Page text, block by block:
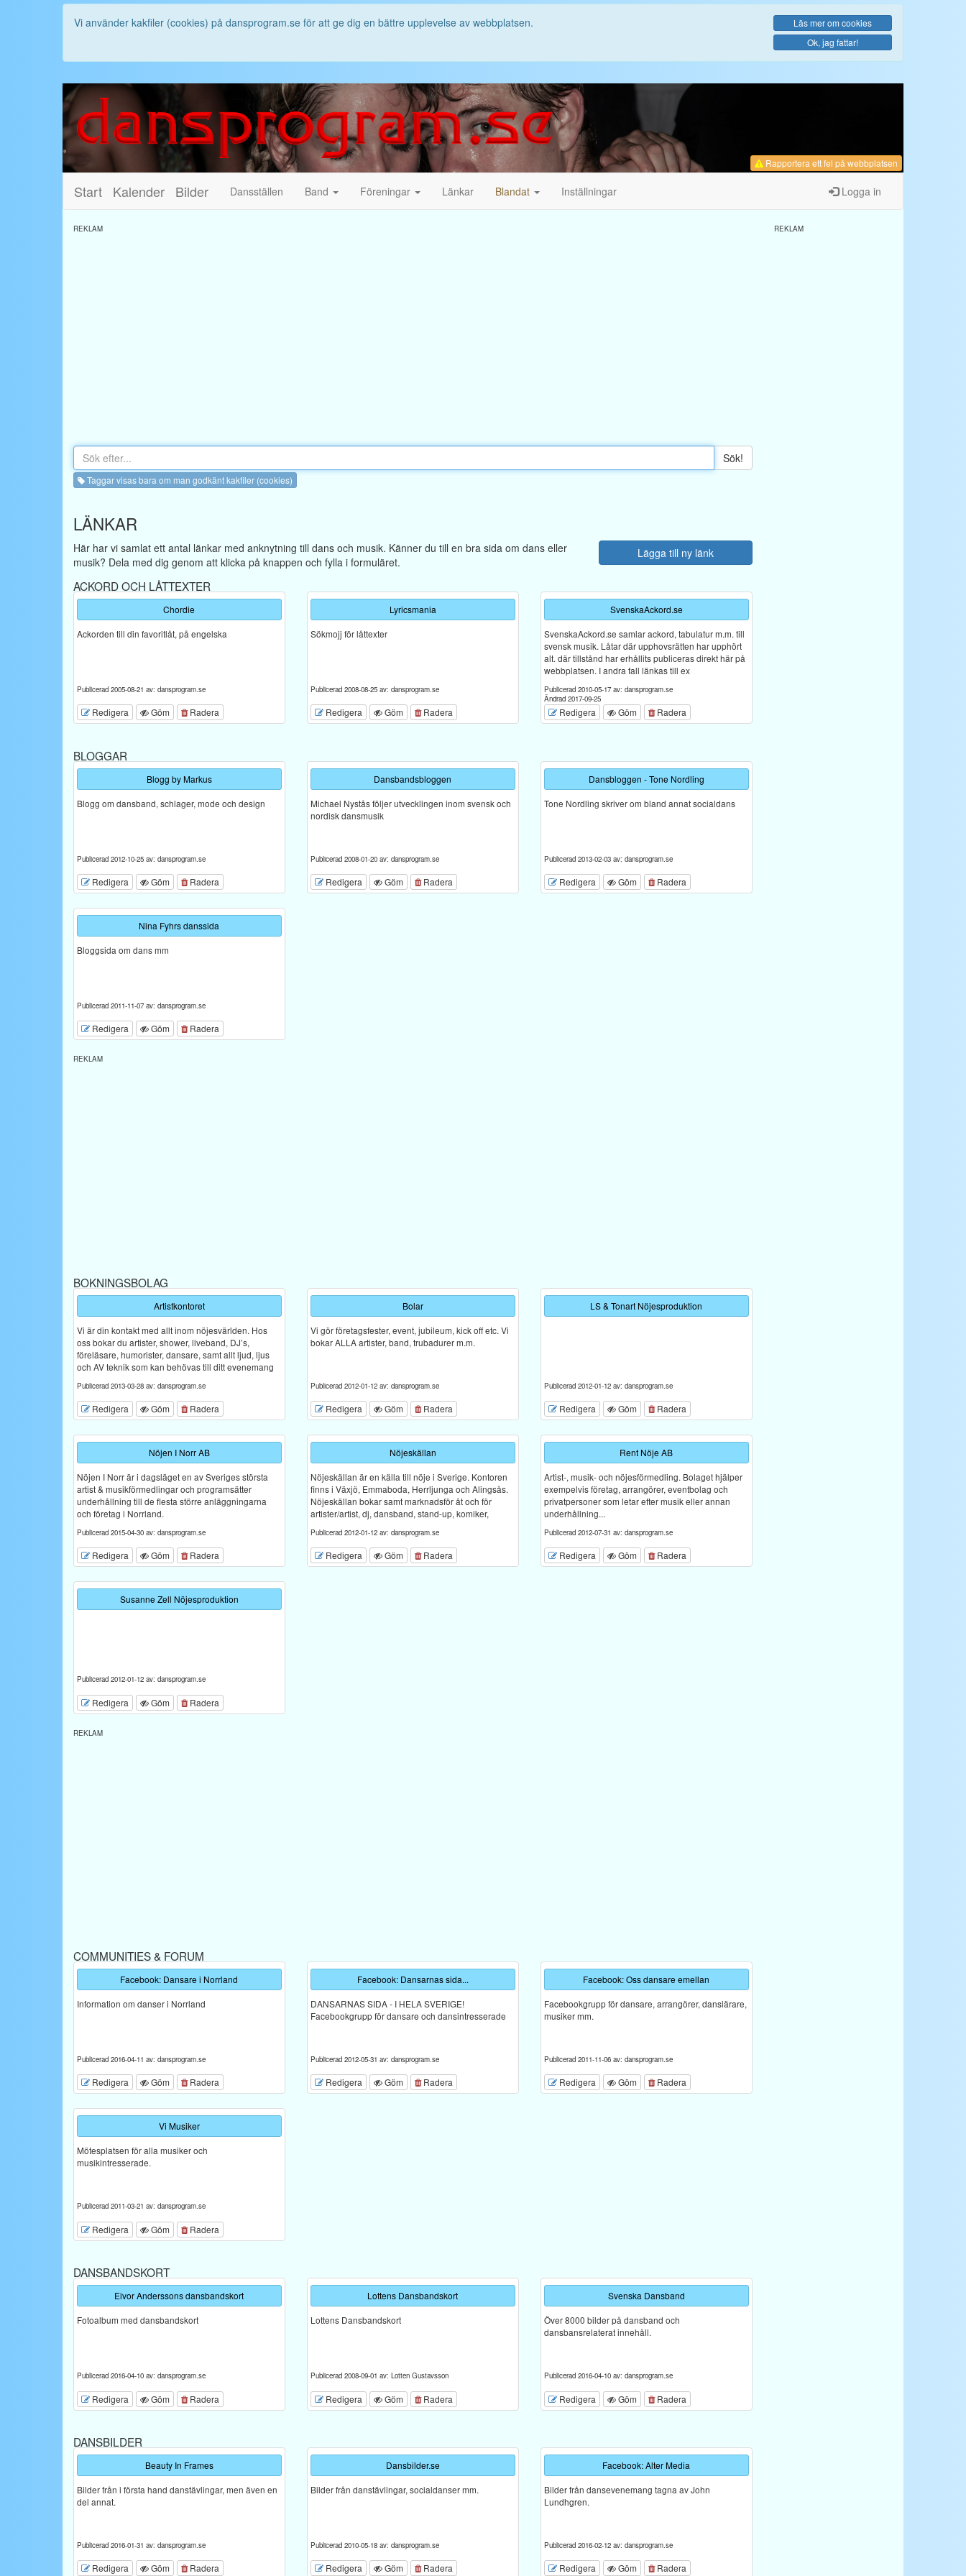
Vi använder kakfiler (cookies) på dansprogram.se för att ge dig en bättre upplevelse av webbplatsen.
Läs mer om cookies
Ok, jag fattar!
Rapportera ett fel på webbplatsen
Start Kalender Bilder Dansställen Band Föreningar Länkar Blandat Inställningar Logga in
REKLAM
Sök!
Taggar visas bara om man godkänt kakfiler (cookies)
LÄNKAR
Här har vi samlat ett antal länkar med anknytning till dans och musik. Känner du till en bra sida om dans eller
musik? Dela med dig genom att klicka på knappen och fylla i formuläret.
Lägga till ny länk
ACKORD OCH LÅTTEXTER
Chordie
Ackorden till din favoritlåt, på engelska
Publicerad 2005-08-21 av: dansprogram.se
Redigera Göm Radera
Lyricsmania
Sökmojj för låttexter
Publicerad 2008-08-25 av: dansprogram.se
Redigera Göm Radera
SvenskaAckord.se
SvenskaAckord.se samlar ackord, tabulatur m.m. till
svensk musik. Låtar där upphovsrätten har upphört
alt. där tillstånd har erhållits publiceras direkt här på
webbplatsen. I andra fall länkas till ex
Publicerad 2010-05-17 av: dansprogram.se
Ändrad 2017-09-25
Redigera Göm Radera
BLOGGAR
Blogg by Markus
Blogg om dansband, schlager, mode och design
Publicerad 2012-10-25 av: dansprogram.se
Redigera Göm Radera
Dansbandsbloggen
Michael Nystås följer utvecklingen inom svensk och
nordisk dansmusik
Publicerad 2008-01-20 av: dansprogram.se
Redigera Göm Radera
Dansbloggen - Tone Nordling
Tone Nordling skriver om bland annat socialdans
Publicerad 2013-02-03 av: dansprogram.se
Redigera Göm Radera
Nina Fyhrs danssida
Bloggsida om dans mm
Publicerad 2011-11-07 av: dansprogram.se
Redigera Göm Radera
REKLAM
BOKNINGSBOLAG
Artistkontoret
Vi är din kontakt med allt inom nöjesvärlden. Hos
oss bokar du artister, shower, liveband, DJ’s,
föreläsare, humorister, dansare, samt allt ljud, ljus
och AV teknik som kan behövas till ditt evenemang
Publicerad 2013-03-28 av: dansprogram.se
Redigera Göm Radera
Bolar
Vi gör företagsfester, event, jubileum, kick off etc. Vi
bokar ALLA artister, band, trubadurer m.m.
Publicerad 2012-01-12 av: dansprogram.se
Redigera Göm Radera
LS & Tonart Nöjesproduktion
Publicerad 2012-01-12 av: dansprogram.se
Redigera Göm Radera
Nöjen I Norr AB
Nöjen I Norr är i dagsläget en av Sveriges största
artist & musikförmedlingar och programsätter
underhållning till de flesta större anläggningarna
och företag i Norrland.
Publicerad 2015-04-30 av: dansprogram.se
Redigera Göm Radera
Nöjeskällan
Nöjeskällan är en källa till nöje i Sverige. Kontoren
finns i Växjö, Emmaboda, Herrljunga och Alingsås.
Nöjeskällan bokar samt marknadsför åt och för
artister/artist, dj, dansband, stand-up, komiker,
Publicerad 2012-01-12 av: dansprogram.se
Redigera Göm Radera
Rent Nöje AB
Artist-, musik- och nöjesförmedling. Bolaget hjälper
exempelvis företag, arrangörer, eventbolag och
privatpersoner som letar efter musik eller annan
underhållning...
Publicerad 2012-07-31 av: dansprogram.se
Redigera Göm Radera
Susanne Zell Nöjesproduktion
Publicerad 2012-01-12 av: dansprogram.se
Redigera Göm Radera
REKLAM
COMMUNITIES & FORUM
Facebook: Dansare i Norrland
Information om danser i Norrland
Publicerad 2016-04-11 av: dansprogram.se
Redigera Göm Radera
Facebook: Dansarnas sida...
DANSARNAS SIDA - I HELA SVERIGE!
Facebookgrupp för dansare och dansintresserade
Publicerad 2012-05-31 av: dansprogram.se
Redigera Göm Radera
Facebook: Oss dansare emellan
Facebookgrupp för dansare, arrangörer, danslärare,
musiker mm.
Publicerad 2011-11-06 av: dansprogram.se
Redigera Göm Radera
Vi Musiker
Mötesplatsen för alla musiker och
musikintresserade.
Publicerad 2011-03-21 av: dansprogram.se
Redigera Göm Radera
DANSBANDSKORT
Eivor Anderssons dansbandskort
Fotoalbum med dansbandskort
Publicerad 2016-04-10 av: dansprogram.se
Redigera Göm Radera
Lottens Dansbandskort
Lottens Dansbandskort
Publicerad 2008-09-01 av: Lotten Gustavsson
Redigera Göm Radera
Svenska Dansband
Över 8000 bilder på dansband och
dansbansrelaterat innehåll.
Publicerad 2016-04-10 av: dansprogram.se
Redigera Göm Radera
DANSBILDER
Beauty In Frames
Bilder från i första hand danstävlingar, men även en
del annat.
Publicerad 2016-01-31 av: dansprogram.se
Redigera Göm Radera
Dansbilder.se
Bilder från danstävlingar, socialdanser mm.
Publicerad 2010-05-18 av: dansprogram.se
Redigera Göm Radera
Facebook: Alter Media
Bilder från dansevenemang tagna av John
Lundhgren.
Publicerad 2016-02-12 av: dansprogram.se
Redigera Göm Radera
REKLAM